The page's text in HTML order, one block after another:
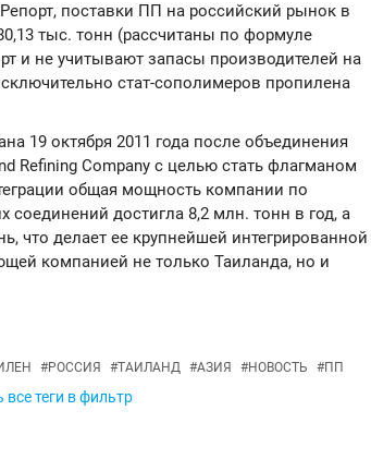
поставки ПП на российский рынок в
тыс. тонн (рассчитаны по формуле
и не учитывают запасы производителей на
стат-сополимеров пропилена
19 октября 2011 года после объединения
Refining Company с целью стать флагманом
общая мощность компании по
соединений достигла 8,2 млн. тонн в год, а
что делает ее крупнейшей интегрированной
компанией не только Таиланда, но и
#РОССИЯ #ТАИЛАНД #АЗИЯ #НОВОСТЬ #ПП
теги в фильтр